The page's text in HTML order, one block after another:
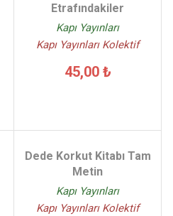
Etrafındakiler
Kapı Yayınları
Kapı Yayınları Kolektif
45,00 ₺
Dede Korkut Kitabı Tam
Metin
Kapı Yayınları
Kapı Yayınları Kolektif